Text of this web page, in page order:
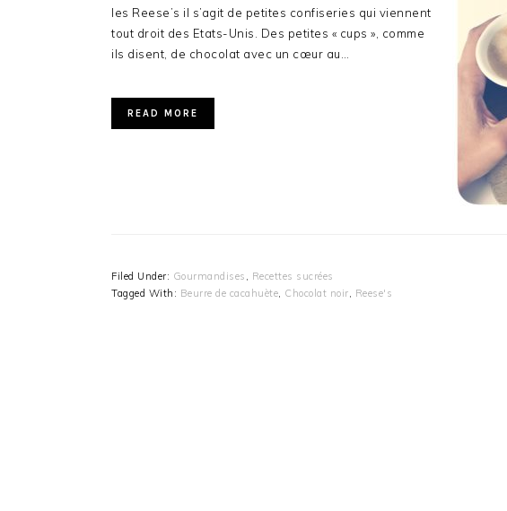
les Reese’s il s’agit de petites confiseries qui viennent
tout droit des Etats-Unis. Des petites « cups », comme
ils disent, de chocolat avec un cœur au…
READ MORE
Filed Under: Gourmandises , Recettes sucrées
Tagged With: Beurre de cacahuète, Chocolat noir, Reese's